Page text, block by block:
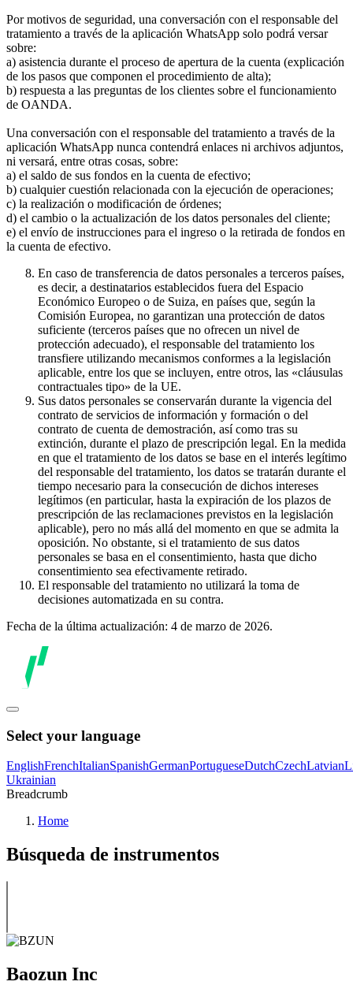
Por motivos de seguridad, una conversación con el responsable del
tratamiento a través de la aplicación WhatsApp solo podrá versar
sobre:
a) asistencia durante el proceso de apertura de la cuenta (explicación
de los pasos que componen el procedimiento de alta);
b) respuesta a las preguntas de los clientes sobre el funcionamiento
de OANDA.
Una conversación con el responsable del tratamiento a través de la
aplicación WhatsApp nunca contendrá enlaces ni archivos adjuntos,
ni versará, entre otras cosas, sobre:
a) el saldo de sus fondos en la cuenta de efectivo;
b) cualquier cuestión relacionada con la ejecución de operaciones;
c) la realización o modificación de órdenes;
d) el cambio o la actualización de los datos personales del cliente;
e) el envío de instrucciones para el ingreso o la retirada de fondos en
la cuenta de efectivo.
En caso de transferencia de datos personales a terceros países,
es decir, a destinatarios establecidos fuera del Espacio
Económico Europeo o de Suiza, en países que, según la
Comisión Europea, no garantizan una protección de datos
suficiente (terceros países que no ofrecen un nivel de
protección adecuado), el responsable del tratamiento los
transfiere utilizando mecanismos conformes a la legislación
aplicable, entre los que se incluyen, entre otros, las «cláusulas
contractuales tipo» de la UE.
Sus datos personales se conservarán durante la vigencia del
contrato de servicios de información y formación o del
contrato de cuenta de demostración, así como tras su
extinción, durante el plazo de prescripción legal. En la medida
en que el tratamiento de los datos se base en el interés legítimo
del responsable del tratamiento, los datos se tratarán durante el
tiempo necesario para la consecución de dichos intereses
legítimos (en particular, hasta la expiración de los plazos de
prescripción de las reclamaciones previstos en la legislación
aplicable), pero no más allá del momento en que se admita la
oposición. No obstante, si el tratamiento de sus datos
personales se basa en el consentimiento, hasta que dicho
consentimiento sea efectivamente retirado.
El responsable del tratamiento no utilizará la toma de
decisiones automatizada en su contra.
Fecha de la última actualización: 4 de marzo de 2026.
Select your language
EnglishFrenchItalianSpanishGermanPortugueseDutchCzechLatvian
Ukrainian
Breadcrumb
Home
Búsqueda de instrumentos
Baozun Inc